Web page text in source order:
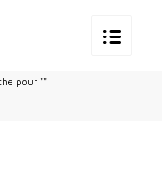
pour ""